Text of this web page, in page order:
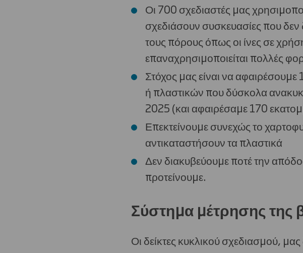
Οι 700 σχεδιαστές μας
σχεδιάσουν συσκευασίες που
τους πόρους όπως οι ίνες σε
επαναχρησιμοποιείται πολλές
Στόχος μας είναι να
ή πλαστικών που δύσκολα
2025 (και αφαιρέσαμε 170
Επεκτείνουμε συνεχώς το
αντικαταστήσουν τα πλαστικά
Δεν διακυβεύουμε ποτέ την
προτείνουμε.
Σύστημα μέτρησης της
Οι δείκτες κυκλικού σχεδιασμού,